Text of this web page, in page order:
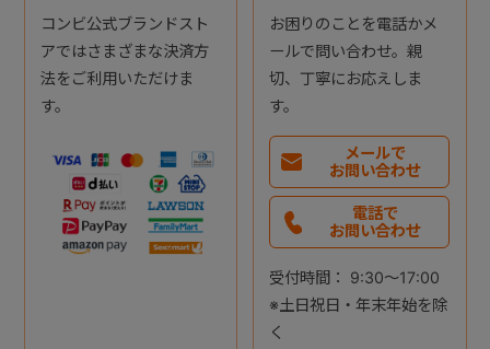
コンビ公式ブランドスト
アではさまざまな決済方
法をご利用いただけま
す。
お困りのことを電話かメ
ールで問い合わせ。親
切、丁寧にお応えしま
す。
メールで
お問い合わせ
電話で
お問い合わせ
受付時間： 9:30～17:00
※土日祝日・年末年始を除
く